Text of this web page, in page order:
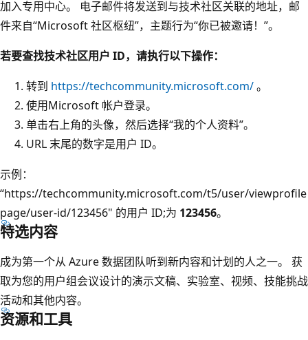
加入专用中心。 电子邮件将发送到与技术社区关联的地址，邮
件来自“Microsoft 社区枢纽”，主题行为“你已被邀请！”。
若要查找技术社区用户 ID，请执行以下操作：
转到 https://techcommunity.microsoft.com/。
使用Microsoft 帐户登录。
单击右上角的头像，然后选择“我的个人资料”。
URL 末尾的数字是用户 ID。
示例：
“https://techcommunity.microsoft.com/t5/user/viewprofile
page/user-id/123456" 的用户 ID;为 123456。
特选内容
成为第一个从 Azure 数据团队听到新内容和计划的人之一。 获
取为您的用户组会议设计的演示文稿、实验室、视频、技能挑战
活动和其他内容。
资源和工具